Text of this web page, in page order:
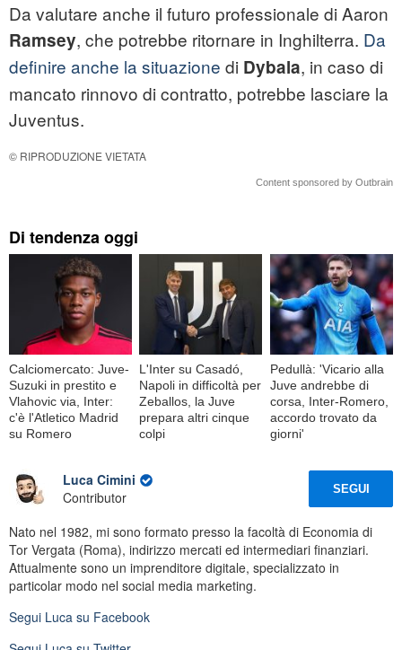
Da valutare anche il futuro professionale di Aaron
Ramsey, che potrebbe ritornare in Inghilterra. Da
definire anche la situazione di Dybala, in caso di
mancato rinnovo di contratto, potrebbe lasciare la
Juventus.
© RIPRODUZIONE VIETATA
Content sponsored by Outbrain
Di tendenza oggi
Calciomercato: Juve-
Suzuki in prestito e
Vlahovic via, Inter:
c'è l'Atletico Madrid
su Romero
L'Inter su Casadó,
Napoli in difficoltà per
Zeballos, la Juve
prepara altri cinque
colpi
Pedullà: 'Vicario alla
Juve andrebbe di
corsa, Inter-Romero,
accordo trovato da
giorni'
Luca Cimini
Contributor
SEGUI
Nato nel 1982, mi sono formato presso la facoltà di Economia di
Tor Vergata (Roma), indirizzo mercati ed intermediari finanziari.
Attualmente sono un imprenditore digitale, specializzato in
particolar modo nel social media marketing.
Segui Luca su Facebook